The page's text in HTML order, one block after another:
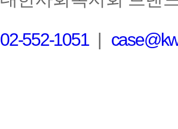
02-552-1051|